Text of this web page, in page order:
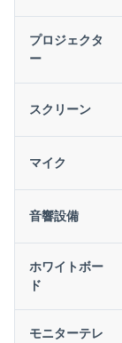
プロジェクタ
ー
スクリーン
マイク
音響設備
ホワイトボー
ド
モニターテレ